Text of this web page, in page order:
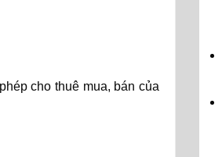
cho thuê mua, bán của